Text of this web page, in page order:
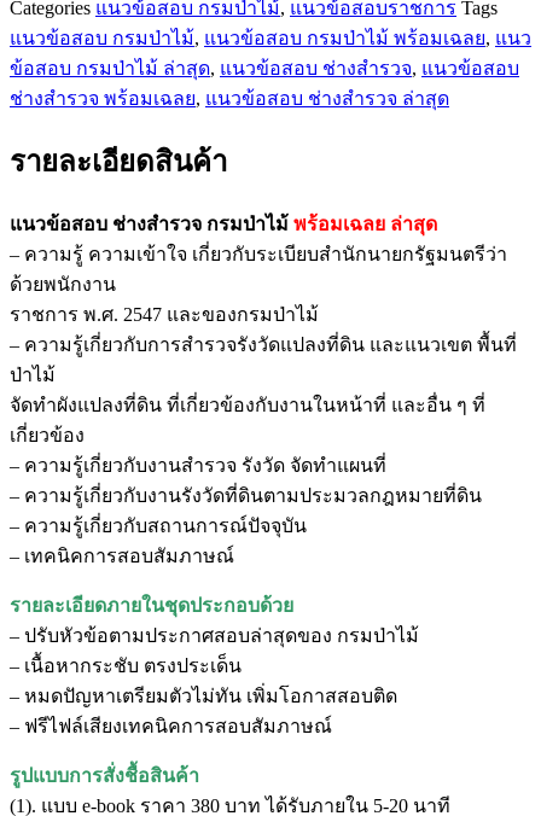
Categories แนวข้อสอบ กรมป่าไม้, แนวข้อสอบราชการ Tags
แนวข้อสอบ กรมป่าไม้, แนวข้อสอบ กรมป่าไม้ พร้อมเฉลย, แนว
ข้อสอบ กรมป่าไม้ ล่าสุด, แนวข้อสอบ ช่างสำรวจ, แนวข้อสอบ
ช่างสำรวจ พร้อมเฉลย, แนวข้อสอบ ช่างสำรวจ ล่าสุด
รายละเอียดสินค้า
แนวข้อสอบ ช่างสำรวจ กรมป่าไม้ พร้อมเฉลย ล่าสุด
– ความรู้ ความเข้าใจ เกี่ยวกับระเบียบสำนักนายกรัฐมนตรีว่า
ด้วยพนักงาน
ราชการ พ.ศ. 2547 และของกรมป่าไม้
– ความรู้เกี่ยวกับการสำรวจรังวัดแปลงที่ดิน และแนวเขต พื้นที่
ป่าไม้
จัดทำผังแปลงที่ดิน ที่เกี่ยวข้องกับงานในหน้าที่ และอื่น ๆ ที่
เกี่ยวข้อง
– ความรู้เกี่ยวกับงานสำรวจ รังวัด จัดทำแผนที่
– ความรู้เกี่ยวกับงานรังวัดที่ดินตามประมวลกฎหมายที่ดิน
– ความรู้เกี่ยวกับสถานการณ์ปัจจุบัน
– เทคนิคการสอบสัมภาษณ์
รายละเอียดภายในชุดประกอบด้วย
– ปรับหัวข้อตามประกาศสอบล่าสุดของ กรมป่าไม้
– เนื้อหากระชับ ตรงประเด็น
– หมดปัญหาเตรียมตัวไม่ทัน เพิ่มโอกาสสอบติด
– ฟรีไฟล์เสียงเทคนิคการสอบสัมภาษณ์
รูปแบบการสั่งชื้อสินค้า
(1). แบบ e-book ราคา 380 บาท ได้รับภายใน 5-20 นาที